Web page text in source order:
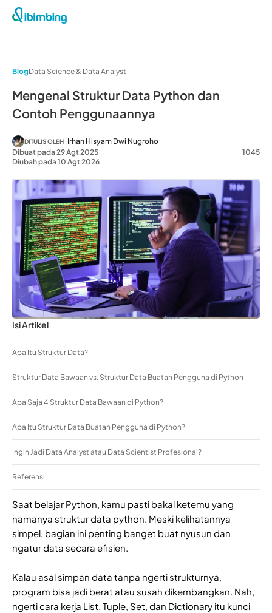
BlogData Science & Data Analyst
Mengenal Struktur Data Python dan
Contoh Penggunaannya
DITULIS OLEH Irhan Hisyam Dwi Nugroho
Dibuat pada 29 Agt 2025
Diubah pada 10 Agt 2026
1045
Isi Artikel
Apa Itu Struktur Data?
Struktur Data Bawaan vs. Struktur Data Buatan Pengguna di Python
Apa Saja 4 Struktur Data Bawaan di Python?
Apa Itu Struktur Data Buatan Pengguna di Python?
Ingin Jadi Data Analyst atau Data Scientist Profesional?
Referensi
Saat belajar Python, kamu pasti bakal ketemu yang
namanya struktur data python. Meski kelihatannya
simpel, bagian ini penting banget buat nyusun dan
ngatur data secara efisien.
Kalau asal simpan data tanpa ngerti strukturnya,
program bisa jadi berat atau susah dikembangkan. Nah,
ngerti cara kerja List, Tuple, Set, dan Dictionary itu kunci